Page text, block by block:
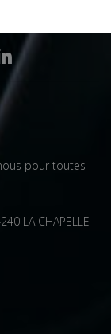
pour toutes
LA CHAPELLE